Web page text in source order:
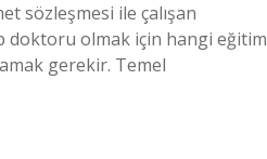
sözleşmesi ile çalışan
doktoru olmak için hangi eğitim
gerekir. Temel